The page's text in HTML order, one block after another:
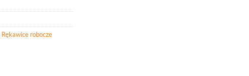
Rękawice robocze